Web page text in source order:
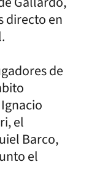
directo en
de
el
Barco,
el